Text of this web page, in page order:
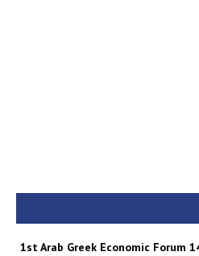
1st Arab Greek Economic Forum